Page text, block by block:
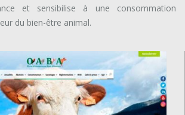
et sensibilise à une consommation
du bien-être animal.